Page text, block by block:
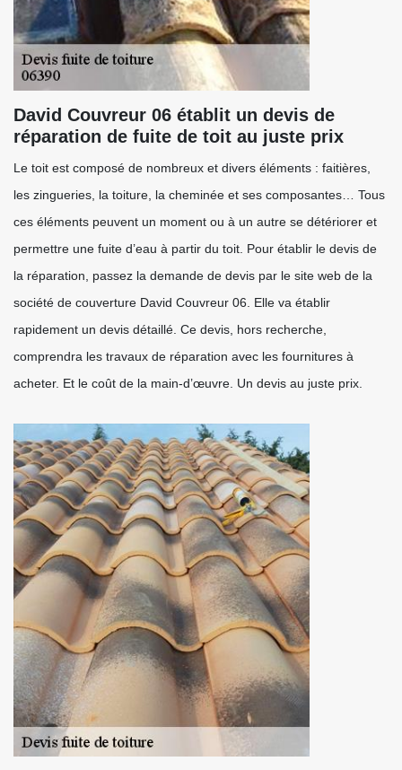
David Couvreur 06 établit un devis de
réparation de fuite de toit au juste prix
Le toit est composé de nombreux et divers éléments : faitières,
les zingueries, la toiture, la cheminée et ses composantes… Tous
ces éléments peuvent un moment ou à un autre se détériorer et
permettre une fuite d’eau à partir du toit. Pour établir le devis de
la réparation, passez la demande de devis par le site web de la
société de couverture David Couvreur 06. Elle va établir
rapidement un devis détaillé. Ce devis, hors recherche,
comprendra les travaux de réparation avec les fournitures à
acheter. Et le coût de la main-d’œuvre. Un devis au juste prix.